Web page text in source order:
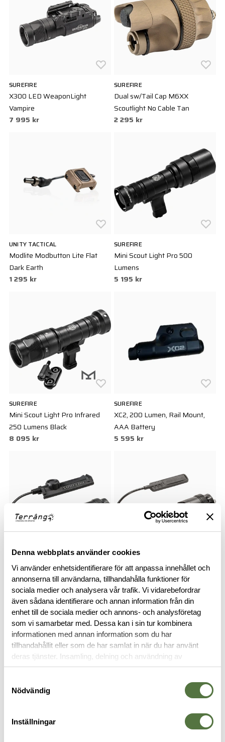
Denna webbplats använder cookies
Vi använder enhetsidentifierare för att anpassa innehållet och
annonserna till användarna, tillhandahålla funktioner för
sociala medier och analysera vår trafik. Vi vidarebefordrar
även sådana identifierare och annan information från din
enhet till de sociala medier och annons- och analysföretag
som vi samarbetar med. Dessa kan i sin tur kombinera
informationen med annan information som du har
tillhandahållit eller som de har samlat in när du har använt
deras tjänster. Insamling, delning och användning av
personuppgifter kan användas för personalisering av
Nödvändig
Inställningar
SUREFIRE
X300 LED WeaponLight
Vampire
7 995 kr
SUREFIRE
Dual sw/Tail Cap M6XX
Scoutlight No Cable Tan
2 295 kr
UNITY TACTICAL
Modlite Modbutton Lite Flat
Dark Earth
1 295 kr
SUREFIRE
Mini Scout Light Pro 500
Lumens
5 195 kr
SUREFIRE
Mini Scout Light Pro Infrared
250 Lumens Black
8 095 kr
SUREFIRE
XC2, 200 Lumen, Rail Mount,
AAA Battery
5 595 kr
Dual SW/Tail Cap M3XX M6XX
Scoutlight
3 095 kr
Remote switch DS07
2 895 kr
Visar 12 av 45
VISA FLER
Välkommen till vår värld av överlägsen